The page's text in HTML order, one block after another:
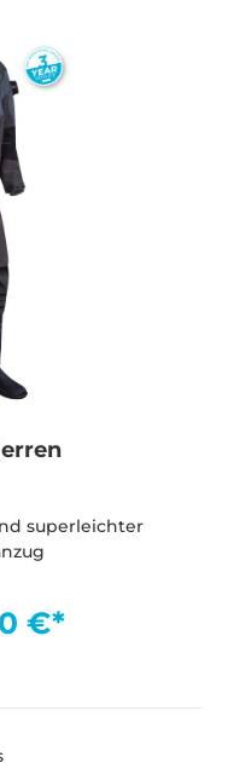
superleichter
€*